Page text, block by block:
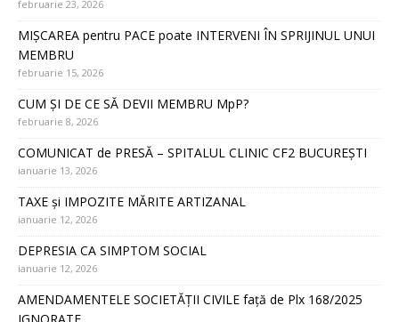
februarie 23, 2026
MIȘCAREA pentru PACE poate INTERVENI ÎN SPRIJINUL UNUI
MEMBRU
februarie 15, 2026
CUM ȘI DE CE SĂ DEVII MEMBRU MpP?
februarie 8, 2026
COMUNICAT de PRESĂ – SPITALUL CLINIC CF2 BUCUREȘTI
ianuarie 13, 2026
TAXE și IMPOZITE MĂRITE ARTIZANAL
ianuarie 12, 2026
DEPRESIA CA SIMPTOM SOCIAL
ianuarie 12, 2026
AMENDAMENTELE SOCIETĂȚII CIVILE față de Plx 168/2025